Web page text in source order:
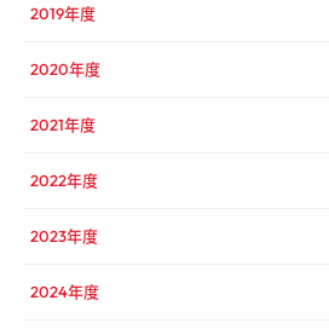
2019年度
2020年度
2021年度
2022年度
2023年度
2024年度